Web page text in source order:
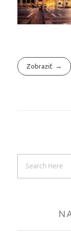
Zobraziť